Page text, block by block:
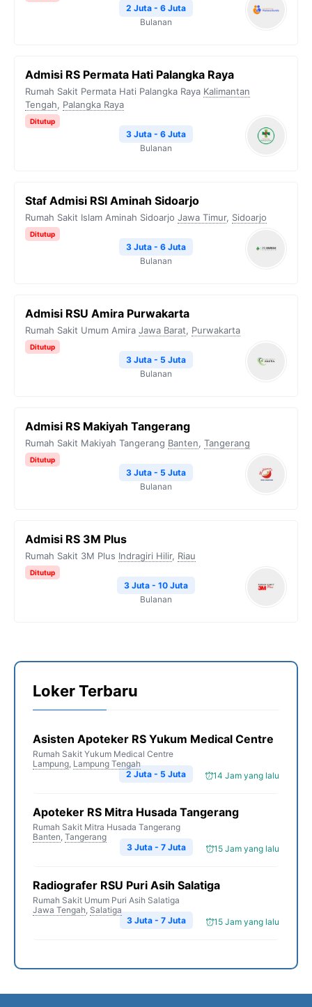
2 Juta - 6 Juta
Bulanan
Admisi RS Permata Hati Palangka Raya
Rumah Sakit Permata Hati Palangka Raya Kalimantan
Tengah, Palangka Raya
Ditutup
3 Juta - 6 Juta
Bulanan
Staf Admisi RSI Aminah Sidoarjo
Rumah Sakit Islam Aminah Sidoarjo Jawa Timur, Sidoarjo
Ditutup
3 Juta - 6 Juta
Bulanan
Admisi RSU Amira Purwakarta
Rumah Sakit Umum Amira Jawa Barat, Purwakarta
Ditutup
3 Juta - 5 Juta
Bulanan
Admisi RS Makiyah Tangerang
Rumah Sakit Makiyah Tangerang Banten, Tangerang
Ditutup
3 Juta - 5 Juta
Bulanan
Admisi RS 3M Plus
Rumah Sakit 3M Plus Indragiri Hilir, Riau
Ditutup
3 Juta - 10 Juta
Bulanan
Loker Terbaru
Asisten Apoteker RS Yukum Medical Centre
Rumah Sakit Yukum Medical Centre
Lampung, Lampung Tengah
14 Jam yang lalu
2 Juta - 5 Juta
Apoteker RS Mitra Husada Tangerang
Rumah Sakit Mitra Husada Tangerang
Banten, Tangerang
15 Jam yang lalu
3 Juta - 7 Juta
Radiografer RSU Puri Asih Salatiga
Rumah Sakit Umum Puri Asih Salatiga
Jawa Tengah, Salatiga
15 Jam yang lalu
3 Juta - 7 Juta